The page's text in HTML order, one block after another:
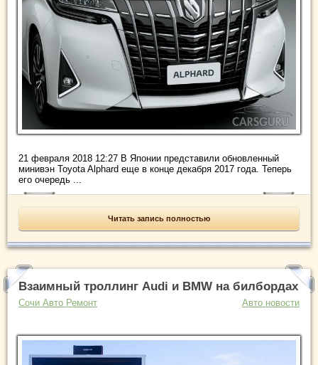
21 февраля 2018 12:27 В Японии представили обновленный
минивэн Toyota Alphard еще в конце декабря 2017 года. Теперь
его очередь ...
Читать запись полностью
Взаимный троллинг Audi и BMW на билбордах
Сочи Авто Ремонт Авто новости